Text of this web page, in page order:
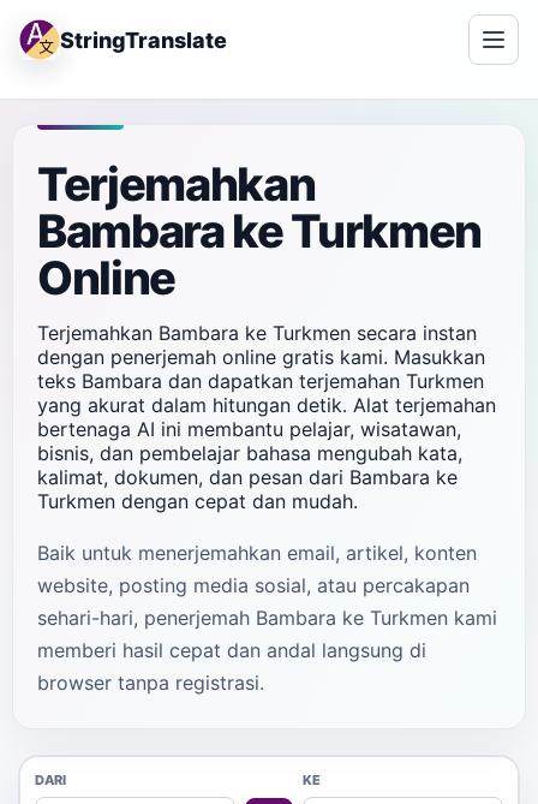
StringTranslate
Terjemahkan
Bambara ke Turkmen
Online
Terjemahkan Bambara ke Turkmen secara instan
dengan penerjemah online gratis kami. Masukkan
teks Bambara dan dapatkan terjemahan Turkmen
yang akurat dalam hitungan detik. Alat terjemahan
bertenaga AI ini membantu pelajar, wisatawan,
bisnis, dan pembelajar bahasa mengubah kata,
kalimat, dokumen, dan pesan dari Bambara ke
Turkmen dengan cepat dan mudah.
Baik untuk menerjemahkan email, artikel, konten
website, posting media sosial, atau percakapan
sehari-hari, penerjemah Bambara ke Turkmen kami
memberi hasil cepat dan andal langsung di
browser tanpa registrasi.
DARI KE